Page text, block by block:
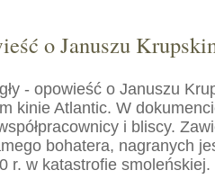
o Januszu
- opowieść o Januszu
kinie Atlantic. W
i bliscy.
bohatera, nagranych
r. w katastrofie smoleńskiej.